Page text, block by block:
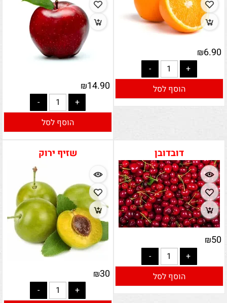
₪6.90
הוסף לסל ₪14.90
הוסף לסל
דובדובן
₪50
הוסף לסל
שזיף ירוק
₪30